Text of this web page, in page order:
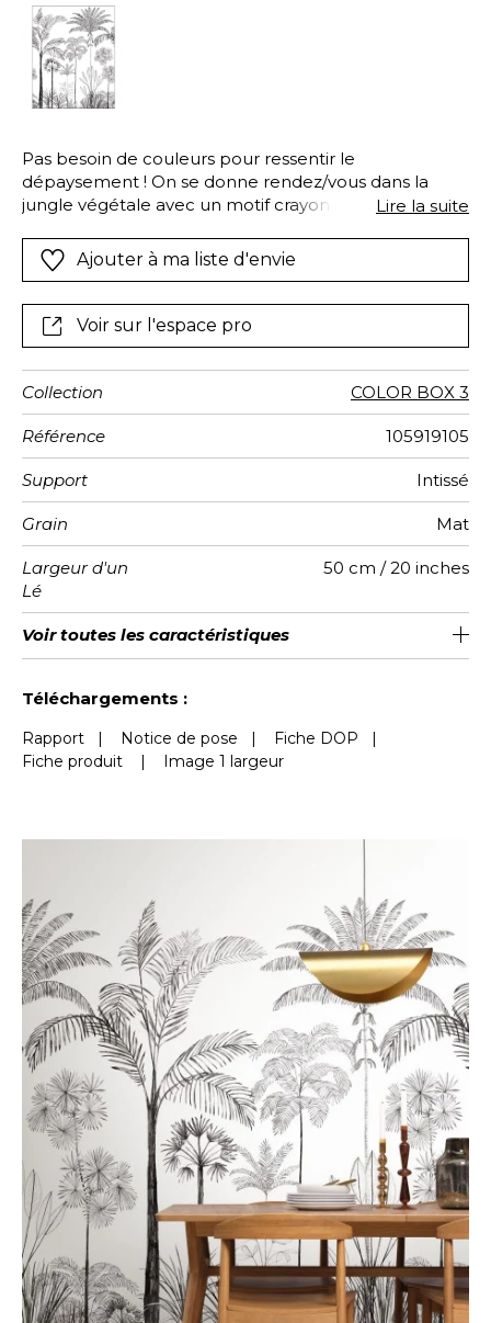
Pas besoin de couleurs pour ressentir le
dépaysement ! On se donne rendez/vous dans la
jungle végétale avec un motif crayonné si épuré qu il
Lire la suite
Ajouter à ma liste d'envie
Voir sur l'espace pro
Collection COLOR BOX 3
Référence 105919105
Support Intissé
Grain Mat
Largeur d'un
Lé
50 cm / 20 inches
Hauteur 310 cm / 122 inches
Largeur
Totale
200 cm / 79 inches
Raccord Raccord droit
Nombre de
lés
4
Poids g/m² 147
Entretien Lavable
Pose colle Encollage du mur
Dépose Arrachage à sec
Norme COV A+
ASTME84 Class A
Norme
euroclass
B s1 d0
Voir toutes les caractéristiques
Téléchargements :
Rapport | Notice de pose | Fiche DOP |
Fiche produit
| Image 1 largeur